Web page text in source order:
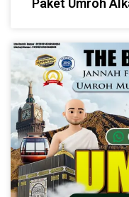
Paket Umroh